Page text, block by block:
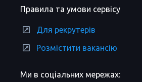
Ми в соціальних мережах:
Правила та умови сервісу
Для рекрутерів
Розмістити вакансію